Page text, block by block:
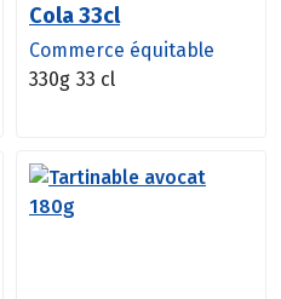
Cola 33cl
Commerce équitable
330g 33 cl